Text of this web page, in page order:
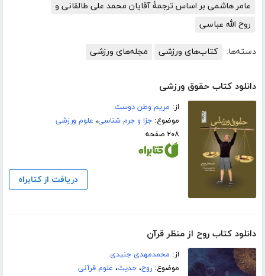
عامر هاشمی بر اساس ترجمۀ آقایان محمد علی طالقانی و
روح الله عباسی
دسته‌ها: کتاب‌های ورزشی مجله‌های ورزشی
دانلود کتاب حقوق ورزشی
از: مریم وطن دوست
موضوع:جزا و جرم شناسی، علوم ورزشی
۲۰۸ صفحه
دریافت از کتابراه
دانلود کتاب روح از منظر قرآن
از: محمدمهدی جنیدی
موضوع:روح،حدیث، علوم قرآنی